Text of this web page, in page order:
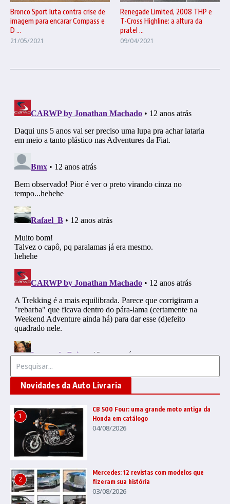
Bronco Sport luta contra crise de
imagem para encarar Compass e
D ...
21/05/2021
Renegade Limited, 2008 THP e
T-Cross Highline: a altura da
pratel ...
09/04/2021
Novidades da Auto Livraria
1
CB 500 Four: uma grande moto antiga da
Honda em catálogo
04/08/2026
2
Mercedes: 12 revistas com modelos que
fizeram sua história
03/08/2026